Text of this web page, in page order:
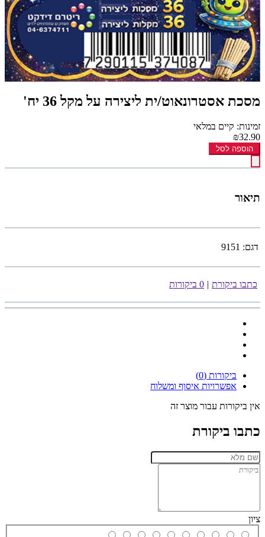
מסכת אסטרונאוט/ית ליצירה על מקל 36 יח'
זמינות: קיים במלאי
₪32.90
הוספה לסל
תיאור
דגם: 9151
כתבו ביקורת | 0 ביקורות
ביקורות (0)
אפשרויות איסוף ומשלוח
אין ביקורות עבור מוצר זה
כתבו ביקורת
ציון